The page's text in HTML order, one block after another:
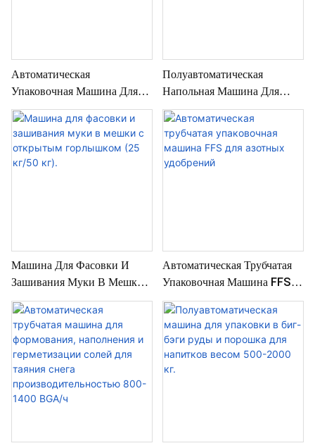
Автоматическая
Упаковочная Машина Для
Муки В Мешки По 25 Кг И
50 Кг.
Полуавтоматическая
Напольная Машина Для
Наполнения Мешков С
Порошком Керамического
Сырья.
Машина Для Фасовки И
Зашивания Муки В Мешки
С Открытым Горлышком (25
Кг/50 Кг).
Автоматическая Трубчатая
Упаковочная Машина FFS
Для Азотных Удобрений